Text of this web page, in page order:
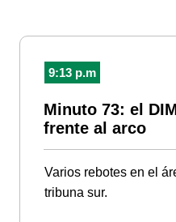
9:13 p.m
Minuto 73: el
frente al arco
Varios rebotes en el
tribuna sur.